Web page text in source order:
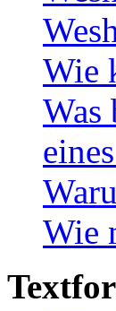
Wie
Was
Wie